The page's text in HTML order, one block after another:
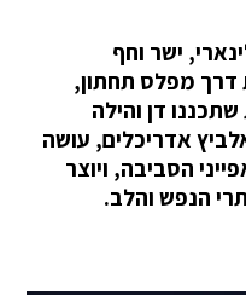
ישר וחף
דרך מפלס תחתון,
דן והילה
אדריכלים, עושה
הסביבה, ויוצר
הנפש והלב.